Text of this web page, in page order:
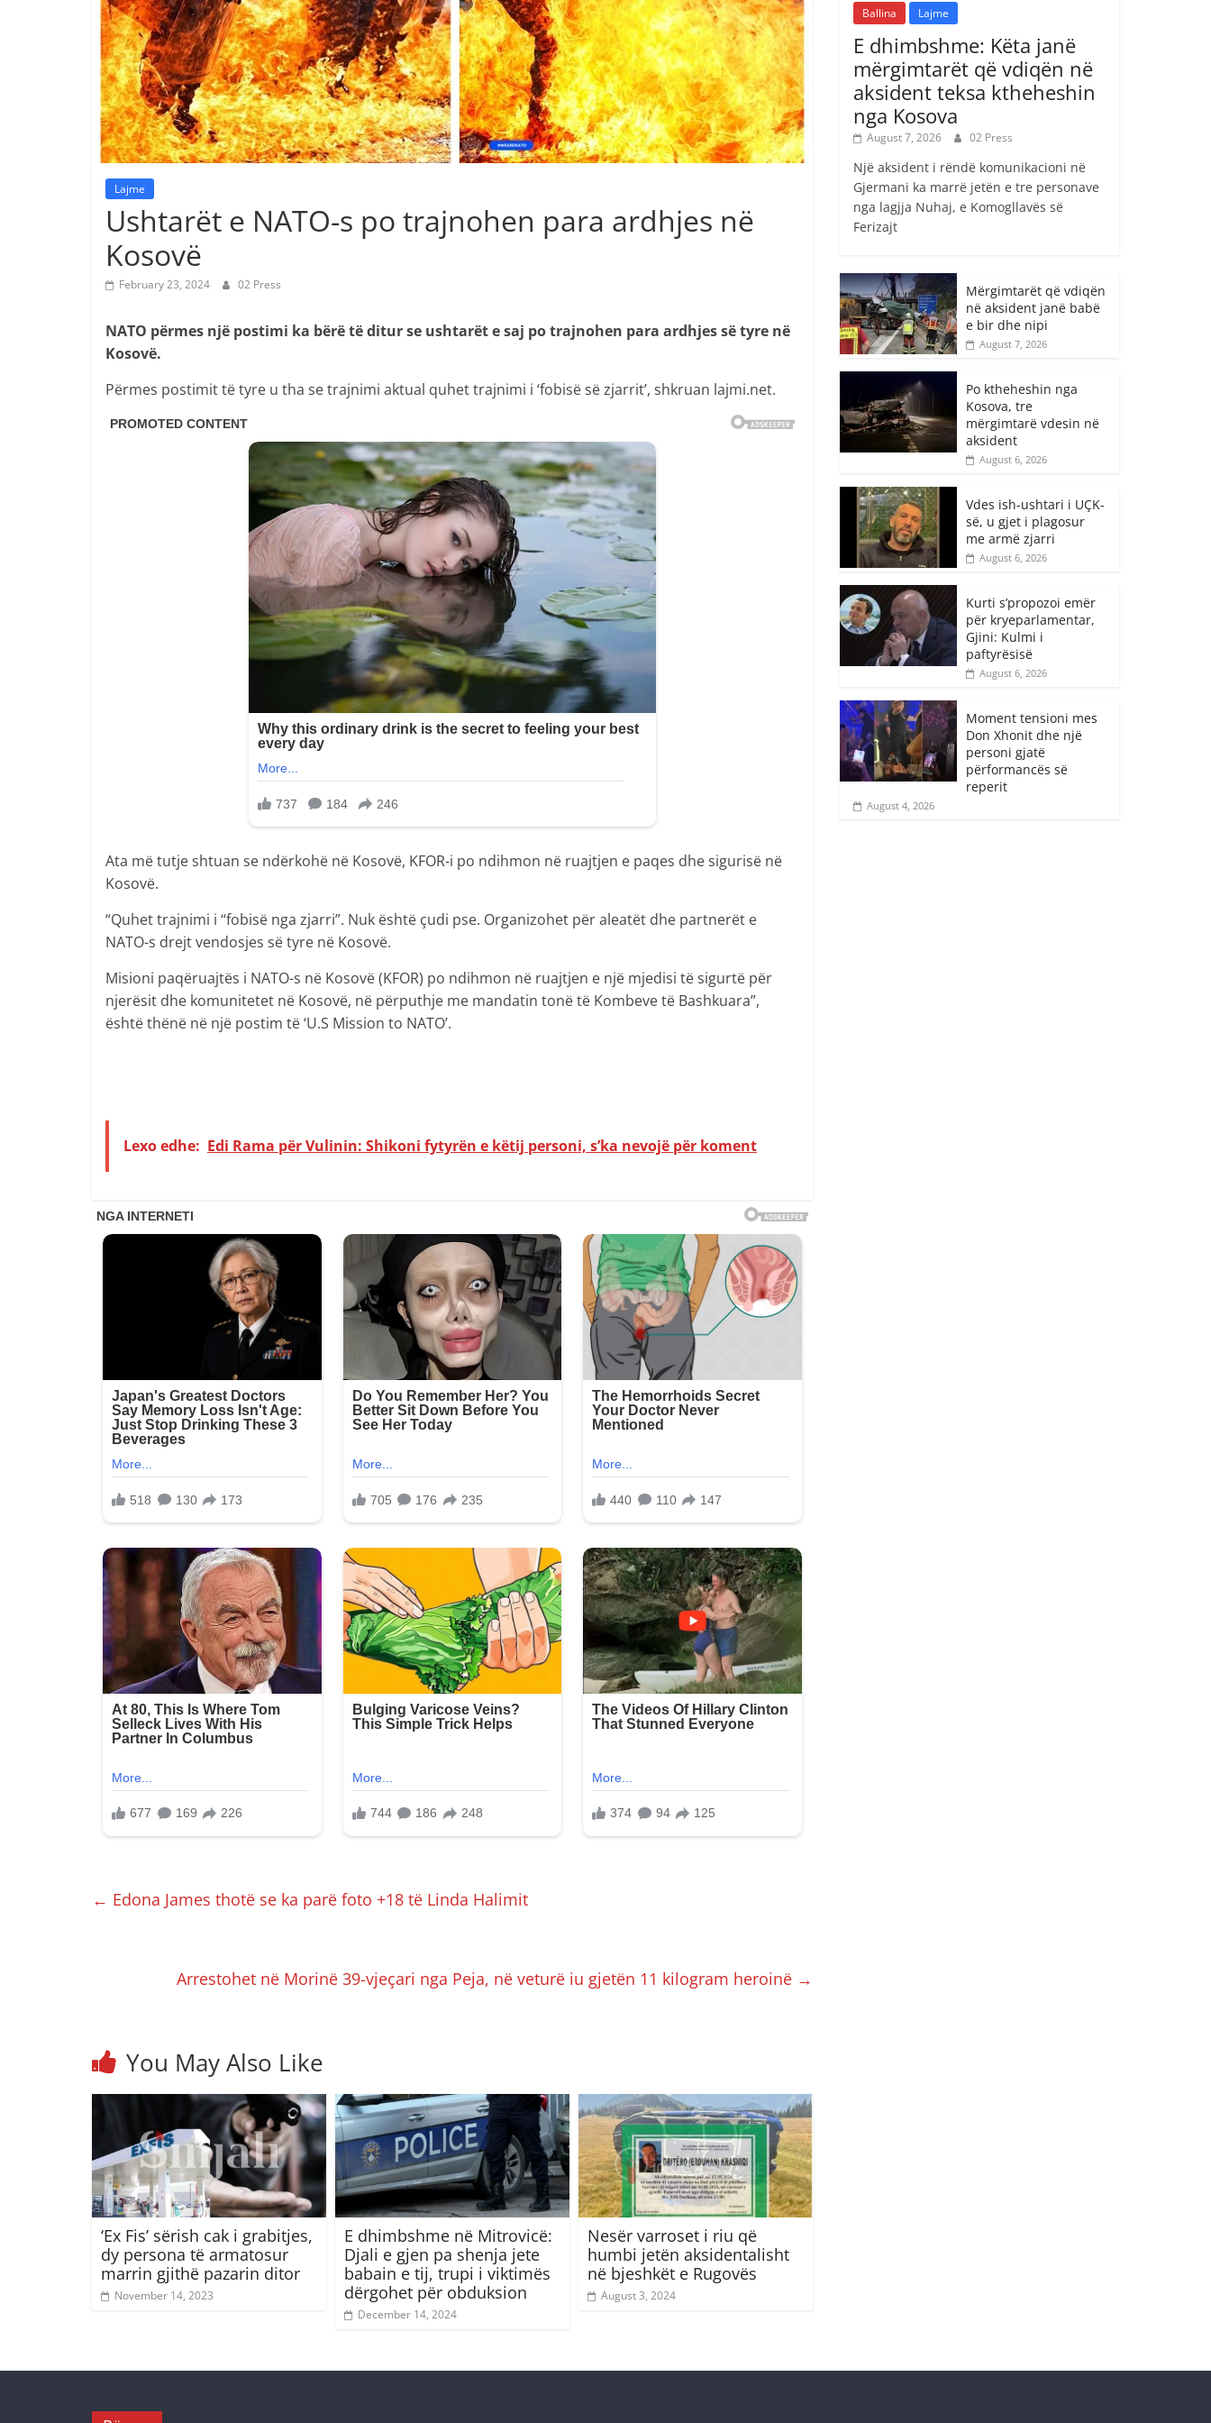
Lajme
Ushtarët e NATO-s po trajnohen para ardhjes në
Kosovë
February 23, 2024 02 Press
NATO përmes një postimi ka bërë të ditur se ushtarët e saj po trajnohen para ardhjes së tyre në
Kosovë.
Përmes postimit të tyre u tha se trajnimi aktual quhet trajnimi i ‘fobisë së zjarrit’, shkruan lajmi.net.
Ata më tutje shtuan se ndërkohë në Kosovë, KFOR-i po ndihmon në ruajtjen e paqes dhe sigurisë në
Kosovë.
“Quhet trajnimi i “fobisë nga zjarri”. Nuk është çudi pse. Organizohet për aleatët dhe partnerët e
NATO-s drejt vendosjes së tyre në Kosovë.
Misioni paqëruajtës i NATO-s në Kosovë (KFOR) po ndihmon në ruajtjen e një mjedisi të sigurtë për
njerësit dhe komunitetet në Kosovë, në përputhje me mandatin tonë të Kombeve të Bashkuara”,
është thënë në një postim të ‘U.S Mission to NATO’.
Lexo edhe: Edi Rama për Vulinin: Shikoni fytyrën e këtij personi, s’ka nevojë për koment
← Edona James thotë se ka parë foto +18 të Linda Halimit
Arrestohet në Morinë 39-vjeçari nga Peja, në veturë iu gjetën 11 kilogram heroinë →
You May Also Like
‘Ex Fis’ sërish cak i grabitjes,
dy persona të armatosur
marrin gjithë pazarin ditor
November 14, 2023
E dhimbshme në Mitrovicë:
Djali e gjen pa shenja jete
babain e tij, trupi i viktimës
dërgohet për obduksion
December 14, 2024
Nesër varroset i riu që
humbi jetën aksidentalisht
në bjeshkët e Rugovës
August 3, 2024
Ballina Lajme
E dhimbshme: Këta janë
mërgimtarët që vdiqën në
aksident teksa ktheheshin
nga Kosova
August 7, 2026 02 Press
Një aksident i rëndë komunikacioni në
Gjermani ka marrë jetën e tre personave
nga lagjja Nuhaj, e Komogllavës së
Ferizajt
Mërgimtarët që vdiqën
në aksident janë babë
e bir dhe nipi
August 7, 2026
Po ktheheshin nga
Kosova, tre
mërgimtarë vdesin në
aksident
August 6, 2026
Vdes ish-ushtari i UÇK-
së, u gjet i plagosur
me armë zjarri
August 6, 2026
Kurti s’propozoi emër
për kryeparlamentar,
Gjini: Kulmi i
paftyrësisë
August 6, 2026
Moment tensioni mes
Don Xhonit dhe një
personi gjatë
përformancës së
reperit
August 4, 2026